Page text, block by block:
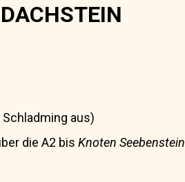
aus)
die A2 bis Knoten Seebenstein